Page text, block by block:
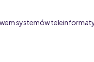
systemów